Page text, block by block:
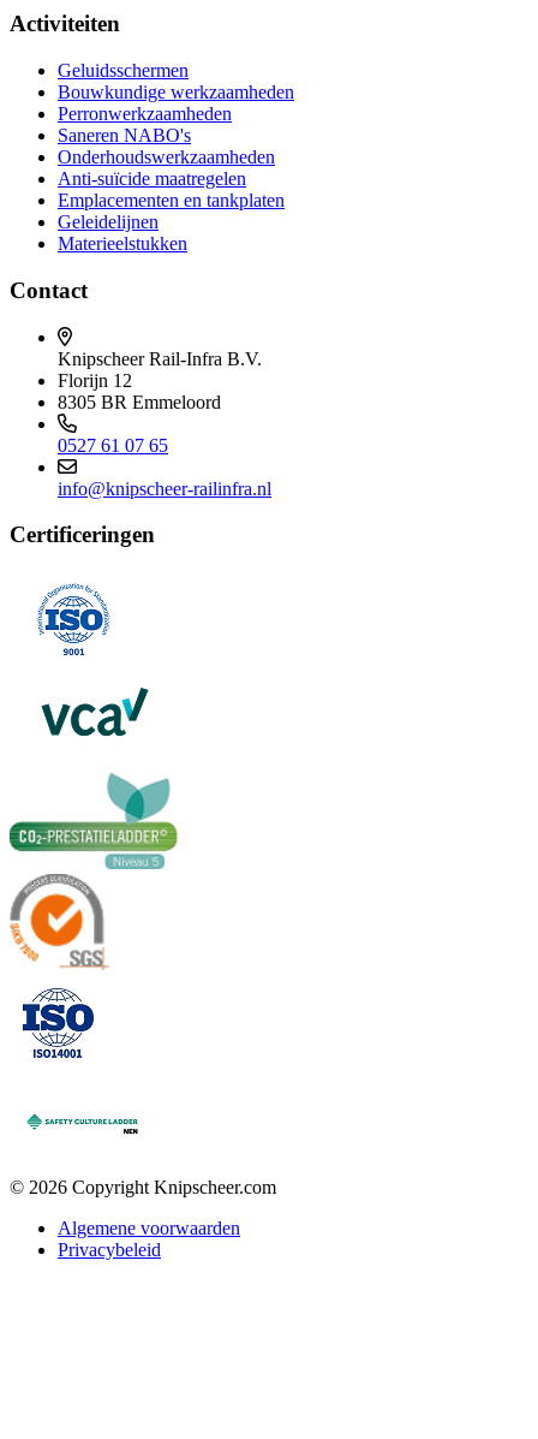
Activiteiten
Geluidsschermen
Bouwkundige werkzaamheden
Perronwerkzaamheden
Saneren NABO's
Onderhoudswerkzaamheden
Anti-suïcide maatregelen
Emplacementen en tankplaten
Geleidelijnen
Materieelstukken
Contact
Knipscheer Rail-Infra B.V.
Florijn 12
8305 BR Emmeloord
0527 61 07 65
info@knipscheer-railinfra.nl
Certificeringen
© 2026 Copyright Knipscheer.com
Algemene voorwaarden
Privacybeleid